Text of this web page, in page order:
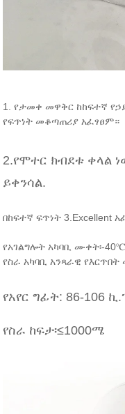
1. የታመቀ መዋቅር ከከፍተኛ
የፍጥነት መቆጣጠሪያ አፈፃፀም።
2.የሞተር ክብደቱ ቀላል
ይቀንሳል.
በከፍተኛ ፍጥነት 3.Excellent
የአገልግሎት አካባቢ ሙቀት፡-
የስራ አካባቢ አንጻራዊ የእርጥበት
የአየር ግፊት: 86-106
የስራ ከፍታ፡≤1000ሜ